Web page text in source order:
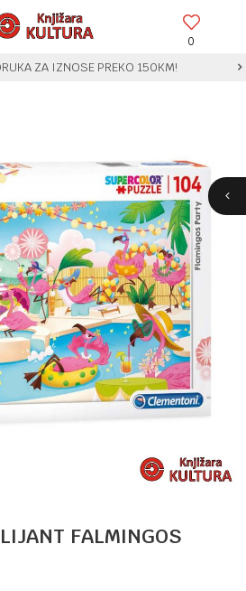
0
ZA IZNOSE PREKO 150KM!
FALMINGOS